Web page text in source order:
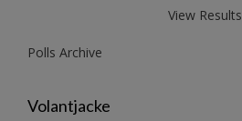
View Results
Polls Archive
Volantjacke